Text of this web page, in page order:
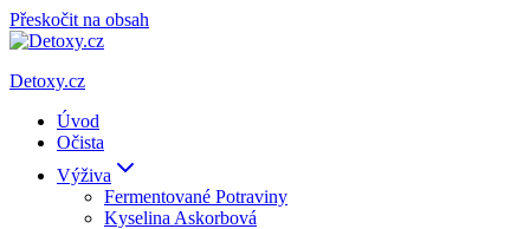
Přeskočit na obsah
Detoxy.cz
Úvod
Očista
Výživa
Fermentované Potraviny
Kyselina Askorbová